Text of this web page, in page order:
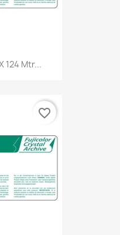
124 Mtr...
favorite_border